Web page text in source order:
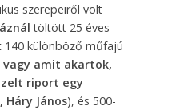
szerepeiről volt
töltött 25 éves
különböző műfajú
vagy amit akartok,
riport egy
János), és 500-